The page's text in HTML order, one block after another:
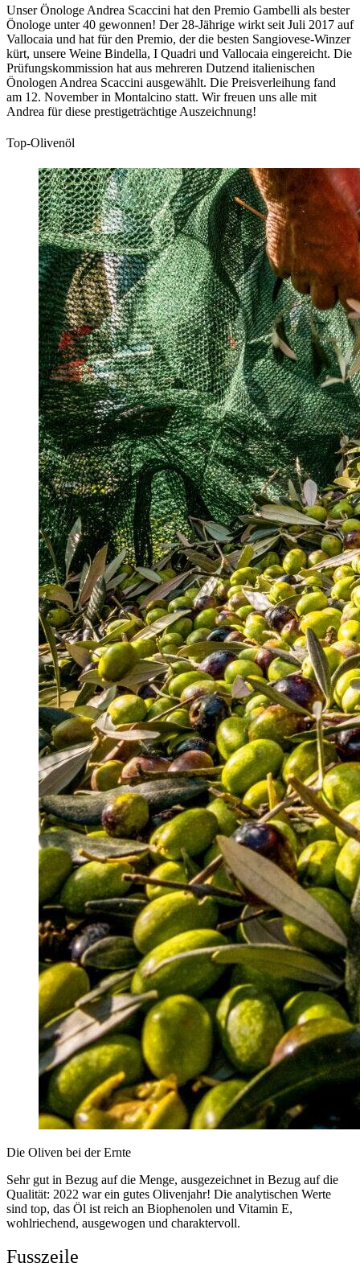
Unser Önologe Andrea Scaccini hat den Premio Gambelli als bester
Önologe unter 40 gewonnen! Der 28-Jährige wirkt seit Juli 2017 auf
Vallocaia und hat für den Premio, der die besten Sangiovese-Winzer
kürt, unsere Weine Bindella, I Quadri und Vallocaia eingereicht. Die
Prüfungskommission hat aus mehreren Dutzend italienischen
Önologen Andrea Scaccini ausgewählt. Die Preisverleihung fand
am 12. November in Montalcino statt. Wir freuen uns alle mit
Andrea für diese prestigeträchtige Auszeichnung!
Top-Olivenöl
Die Oliven bei der Ernte
Sehr gut in Bezug auf die Menge, ausgezeichnet in Bezug auf die
Qualität: 2022 war ein gutes Olivenjahr! Die analytischen Werte
sind top, das Öl ist reich an Biophenolen und Vitamin E,
wohlriechend, ausgewogen und charaktervoll.
Fusszeile